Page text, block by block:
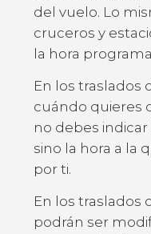
del vuelo. Lo
cruceros y
la hora
En los traslados
cuándo quieres
no debes
sino la hora a la
por ti.
En los traslados
podrán ser